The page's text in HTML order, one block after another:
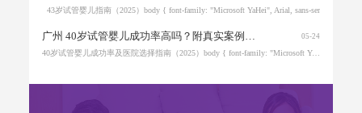
43岁试管婴儿指南（2025）body { font-family: "Microsoft YaHei", Arial, sans-ser
05-24
40岁试管婴儿成功率及医院选择指南（2025）body { font-family: "Microsoft YaHei", Arial,